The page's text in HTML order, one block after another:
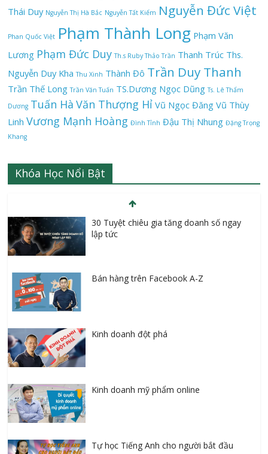
Thái Duy Nguyễn Thị Hà Bắc Nguyễn Tất Kiểm Nguyễn Đức Việt
Phan Quốc Việt Phạm Thành Long Phạm Văn
Lương Phạm Đức Duy Th.s Ruby Thảo Trần Thanh Trúc Ths.
Nguyễn Duy Kha Thu Xinh Thành Đô Trần Duy Thanh
Trần Thế Long Trần Văn Tuấn TS.Dương Ngọc Dũng Ts. Lê Thẩm
Dương Tuấn Hà Văn Thượng Hỉ Vũ Ngọc Đăng Vũ Thùy
Linh Vương Mạnh Hoàng Đình Tỉnh Đậu Thị Nhung Đặng Trọng
Khang
Khóa Học Nổi Bật30 Tuyệt chiêu gia tăng doanh số ngay
lập tức
Bán hàng trên Facebook A-Z
Kinh doanh đột phá
Kinh doanh mỹ phẩm online
Tự học Tiếng Anh cho người bắt đầu
Facebook Marketing từ A – Z